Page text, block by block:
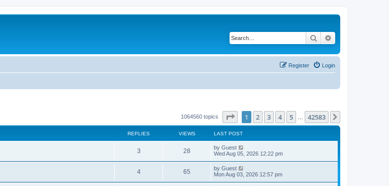
Search
Login
Register
1064560 topics Page of 42583
1 2 3 4 5 42583
REPLIES VIEWS LAST POST
3 28 by Guest
Wed Aug 05, 2026 12:22 pm
4 65 by Guest
Mon Aug 03, 2026 12:57 pm